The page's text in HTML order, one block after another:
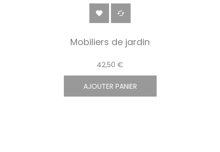
 
Mobiliers de jardin
42,50 €
AJOUTER PANIER